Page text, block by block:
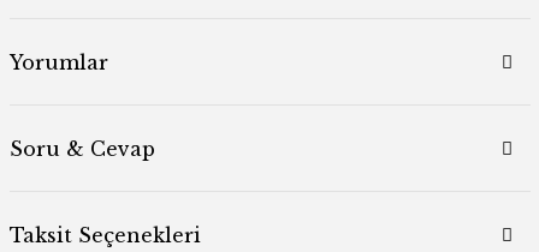
Yorumlar
Soru & Cevap
Taksit Seçenekleri